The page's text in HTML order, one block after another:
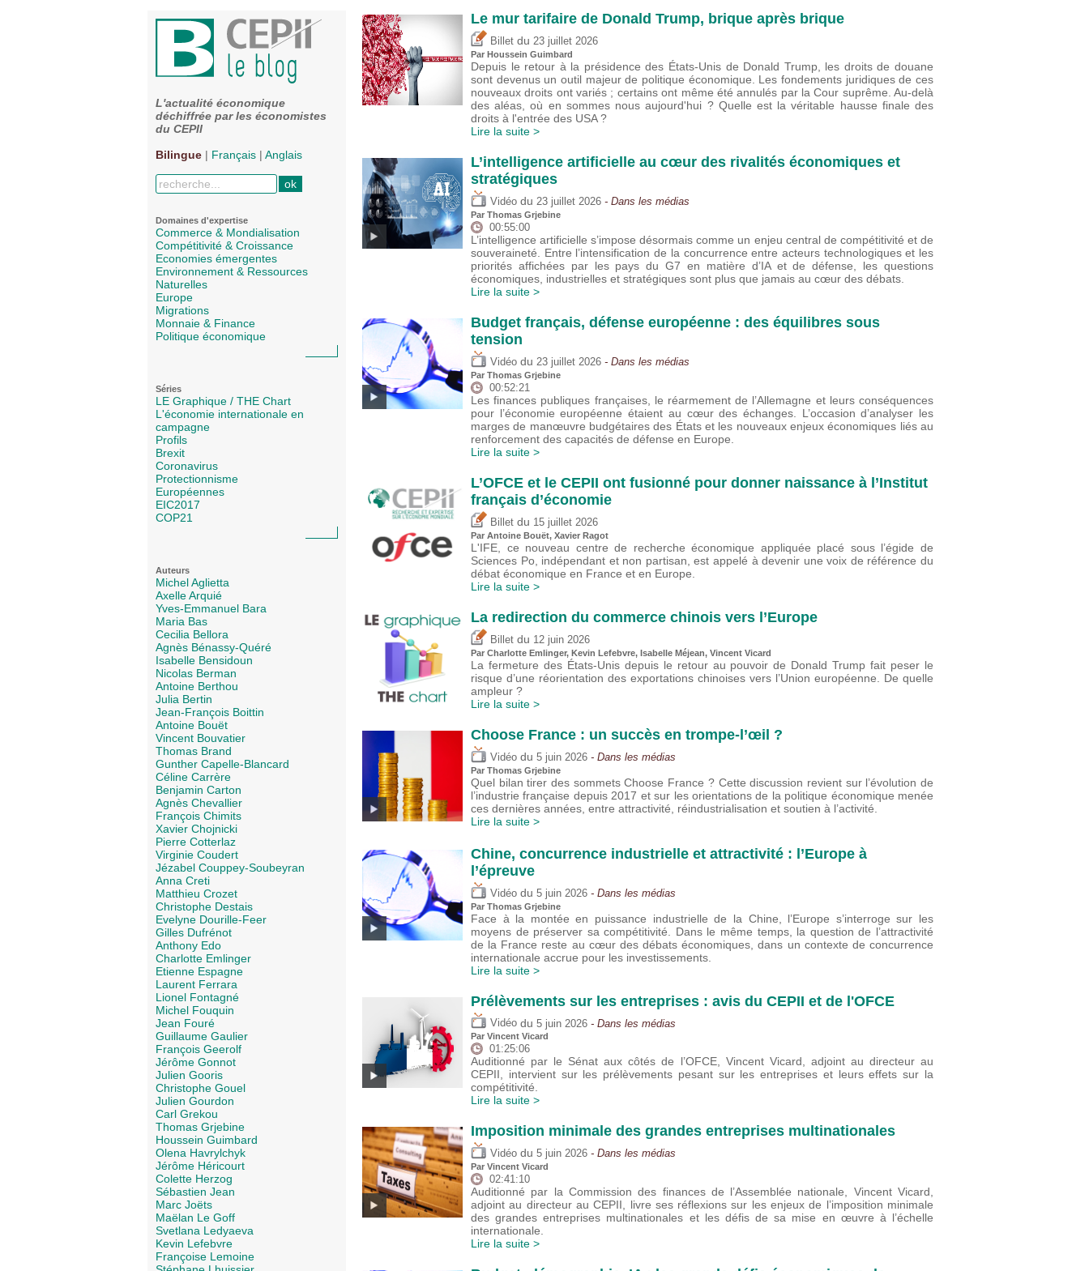
L'actualité économique
déchiffrée par les économistes
du CEPII
Bilingue | Français | Anglais
Domaines d'expertise
Commerce & Mondialisation
Compétitivité & Croissance
Economies émergentes
Environnement & Ressources
Naturelles
Europe
Migrations
Monnaie & Finance
Politique économique
Séries
LE Graphique / THE Chart
L'économie internationale en
campagne
Profils
Brexit
Coronavirus
Protectionnisme
Européennes
EIC2017
COP21
Auteurs
Michel Aglietta
Axelle Arquié
Yves-Emmanuel Bara
Maria Bas
Cecilia Bellora
Agnès Bénassy-Quéré
Isabelle Bensidoun
Nicolas Berman
Antoine Berthou
Julia Bertin
Jean-François Boittin
Antoine Bouët
Vincent Bouvatier
Thomas Brand
Gunther Capelle-Blancard
Céline Carrère
Benjamin Carton
Agnès Chevallier
François Chimits
Xavier Chojnicki
Pierre Cotterlaz
Virginie Coudert
Jézabel Couppey-Soubeyran
Anna Creti
Matthieu Crozet
Christophe Destais
Evelyne Dourille-Feer
Gilles Dufrénot
Anthony Edo
Charlotte Emlinger
Etienne Espagne
Laurent Ferrara
Lionel Fontagné
Michel Fouquin
Jean Fouré
Guillaume Gaulier
François Geerolf
Jérôme Gonnot
Julien Gooris
Christophe Gouel
Julien Gourdon
Carl Grekou
Thomas Grjebine
Houssein Guimbard
Olena Havrylchyk
Jérôme Héricourt
Colette Herzog
Sébastien Jean
Marc Joëts
Maëlan Le Goff
Svetlana Ledyaeva
Kevin Lefebvre
Françoise Lemoine
Le mur tarifaire de Donald Trump, brique après brique
Billet du 23 juillet 2026
Par Houssein Guimbard
Depuis le retour à la présidence des États-Unis de Donald Trump, les droits de douane
sont devenus un outil majeur de politique économique. Les fondements juridiques de ces
nouveaux droits ont variés ; certains ont même été annulés par la Cour suprême. Au-delà
des aléas, où en sommes nous aujourd'hui ? Quelle est la véritable hausse finale des
droits à l'entrée des USA ?
Lire la suite >
L’intelligence artificielle au cœur des rivalités économiques et
stratégiques
Vidéo du 23 juillet 2026 - Dans les médias
Par Thomas Grjebine
00:55:00
L’intelligence artificielle s’impose désormais comme un enjeu central de compétitivité et de
souveraineté. Entre l’intensification de la concurrence entre acteurs technologiques et les
priorités affichées par les pays du G7 en matière d’IA et de défense, les questions
économiques, industrielles et stratégiques sont plus que jamais au cœur des débats.
Lire la suite >
Budget français, défense européenne : des équilibres sous
tension
Vidéo du 23 juillet 2026 - Dans les médias
Par Thomas Grjebine
00:52:21
Les finances publiques françaises, le réarmement de l’Allemagne et leurs conséquences
pour l’économie européenne étaient au cœur des échanges. L’occasion d’analyser les
marges de manœuvre budgétaires des États et les nouveaux enjeux économiques liés au
renforcement des capacités de défense en Europe.
Lire la suite >
L’OFCE et le CEPII ont fusionné pour donner naissance à l’Institut
français d’économie
Billet du 15 juillet 2026
Par Antoine Bouët, Xavier Ragot
L'IFE, ce nouveau centre de recherche économique appliquée placé sous l’égide de
Sciences Po, indépendant et non partisan, est appelé à devenir une voix de référence du
débat économique en France et en Europe.
Lire la suite >
La redirection du commerce chinois vers l’Europe
Billet du 12 juin 2026
Par Charlotte Emlinger, Kevin Lefebvre, Isabelle Méjean, Vincent Vicard
La fermeture des États-Unis depuis le retour au pouvoir de Donald Trump fait peser le
risque d’une réorientation des exportations chinoises vers l’Union européenne. De quelle
ampleur ?
Lire la suite >
Choose France : un succès en trompe-l’œil ?
Vidéo du 5 juin 2026 - Dans les médias
Par Thomas Grjebine
Quel bilan tirer des sommets Choose France ? Cette discussion revient sur l’évolution de
l’industrie française depuis 2017 et sur les orientations de la politique économique menée
ces dernières années, entre attractivité, réindustrialisation et soutien à l’activité.
Lire la suite >
Chine, concurrence industrielle et attractivité : l’Europe à
l’épreuve
Vidéo du 5 juin 2026 - Dans les médias
Par Thomas Grjebine
Face à la montée en puissance industrielle de la Chine, l’Europe s’interroge sur les
moyens de préserver sa compétitivité. Dans le même temps, la question de l’attractivité
de la France reste au cœur des débats économiques, dans un contexte de concurrence
internationale accrue pour les investissements.
Lire la suite >
Prélèvements sur les entreprises : avis du CEPII et de l'OFCE
Vidéo du 5 juin 2026 - Dans les médias
Par Vincent Vicard
01:25:06
Auditionné par le Sénat aux côtés de l’OFCE, Vincent Vicard, adjoint au directeur au
CEPII, intervient sur les prélèvements pesant sur les entreprises et leurs effets sur la
compétitivité.
Lire la suite >
Imposition minimale des grandes entreprises multinationales
Vidéo du 5 juin 2026 - Dans les médias
Par Vincent Vicard
02:41:10
Auditionné par la Commission des finances de l’Assemblée nationale, Vincent Vicard,
adjoint au directeur au CEPII, livre ses réflexions sur les enjeux de l’imposition minimale
des grandes entreprises multinationales et les défis de sa mise en œuvre à l’échelle
internationale.
Lire la suite >